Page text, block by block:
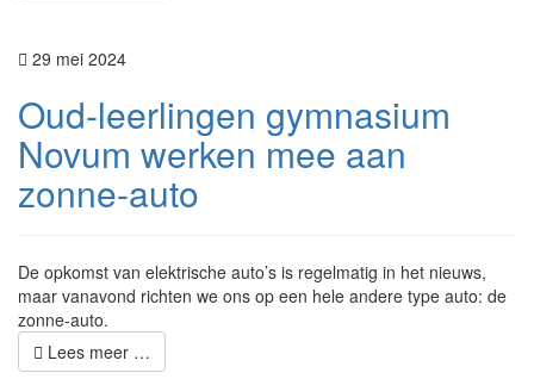
29 mei 2024
Oud-leerlingen gymnasium
Novum werken mee aan
zonne-auto
De opkomst van elektrische auto’s is regelmatig in het nieuws,
maar vanavond richten we ons op een hele andere type auto: de
zonne-auto.
Lees meer …